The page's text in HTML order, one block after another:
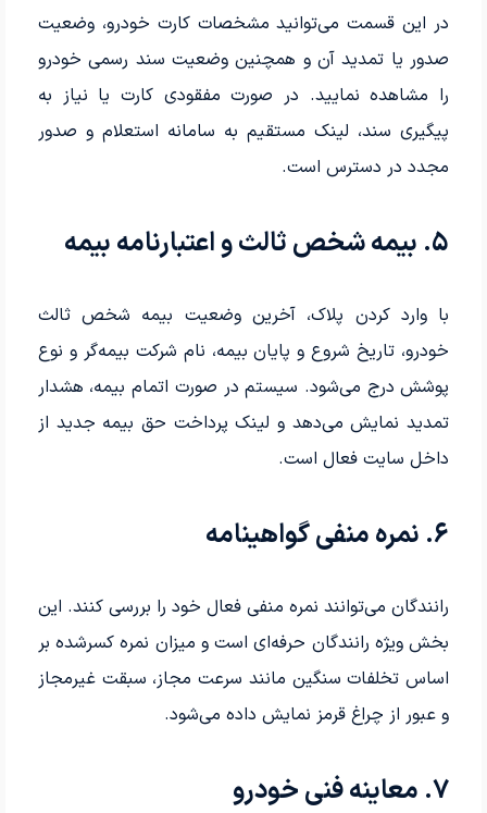
در این قسمت می‌توانید مشخصات کارت خودرو، وضعیت
صدور یا تمدید آن و همچنین وضعیت سند رسمی خودرو
را مشاهده نمایید. در صورت مفقودی کارت یا نیاز به
پیگیری سند، لینک مستقیم به سامانه استعلام و صدور
مجدد در دسترس است.
۵. بیمه شخص ثالث و اعتبارنامه بیمه
با وارد کردن پلاک، آخرین وضعیت بیمه شخص ثالث
خودرو، تاریخ شروع و پایان بیمه، نام شرکت بیمه‌گر و نوع
پوشش درج می‌شود. سیستم در صورت اتمام بیمه، هشدار
تمدید نمایش می‌دهد و لینک پرداخت حق بیمه جدید از
داخل سایت فعال است.
۶. نمره منفی گواهینامه
رانندگان می‌توانند نمره منفی فعال خود را بررسی کنند. این
بخش ویژه رانندگان حرفه‌ای است و میزان نمره کسرشده بر
اساس تخلفات سنگین مانند سرعت مجاز، سبقت غیرمجاز
و عبور از چراغ قرمز نمایش داده می‌شود.
۷. معاینه فنی خودرو